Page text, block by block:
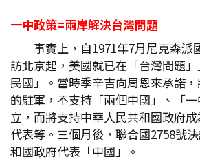
一中政策=兩岸解決台灣問題
事實上，自1971年7月尼克森派
訪北京起，美國就已在「台灣問題
民國」。當時季辛吉向周恩來承諾
的駐軍，不支持「兩個中國」、「
立，而將支持中華人民共和國政府
代表等。三個月後，聯合國2758號
和國政府代表「中國」。